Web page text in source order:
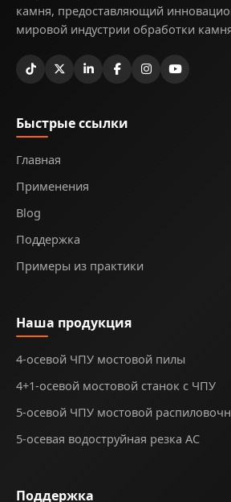
камня, предоставляющий
мировой индустрии обработки
Быстрые ссылки
Главная
Применения
Blog
Поддержка
Примеры из практики
Наша продукция
4-осевой ЧПУ мостовой пилы
4+1-осевой мостовой станок с ЧПУ
5-осевой ЧПУ мостовой
5-осевая водоструйная резка AC
Поддержка